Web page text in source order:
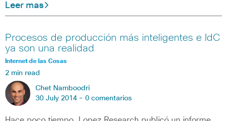
Leer mas
Procesos de producción más inteligentes e IdC
ya son una realidad
Internet de las Cosas
2 min read
Chet Namboodri
30 July 2014 - 0 comentarios